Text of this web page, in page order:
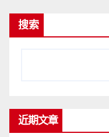
页
搜索
近期文章